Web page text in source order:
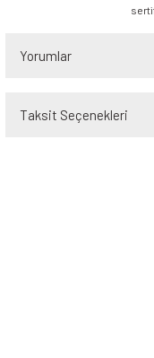
Yorumlar
Taksit Seçenekleri